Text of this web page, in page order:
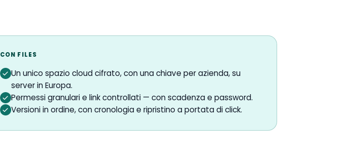
CON FILES
Un unico spazio cloud cifrato, con una chiave per azienda, su
server in Europa.
Permessi granulari e link controllati — con scadenza e password.
Versioni in ordine, con cronologia e ripristino a portata di click.